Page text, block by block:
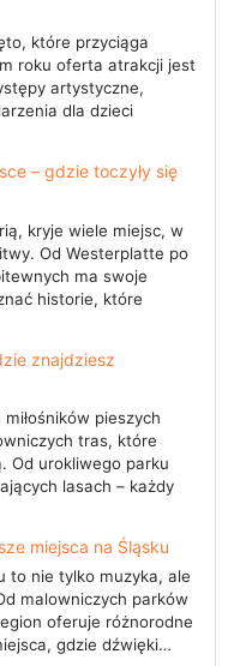
które przyciąga
roku oferta atrakcji jest
artystyczne,
dla dzieci
– gdzie toczyły się
kryje wiele miejsc, w
Od Westerplatte po
ma swoje
historie, które
znajdziesz
pieszych
tras, które
Od urokliwego parku
lasach – każdy
miejsca na Śląsku
to nie tylko muzyka, ale
malowniczych parków
oferuje różnorodne
gdzie dźwięki…